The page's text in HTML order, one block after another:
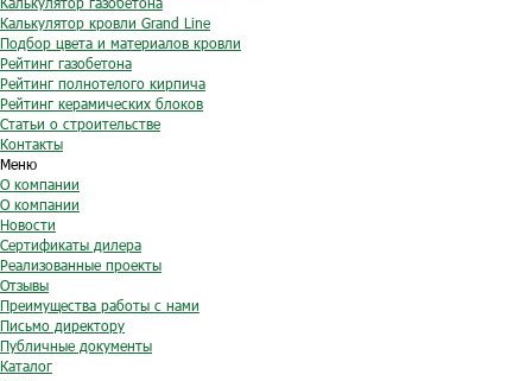
Калькулятор кровли Grand Line
Подбор цвета и материалов кровли
Рейтинг газобетона
Рейтинг полнотелого кирпича
Рейтинг керамических блоков
Статьи о строительстве
Контакты
Меню
О компании
О компании
Новости
Сертификаты дилера
Реализованные проекты
Отзывы
Преимущества работы с нами
Письмо директору
Публичные документы
Каталог